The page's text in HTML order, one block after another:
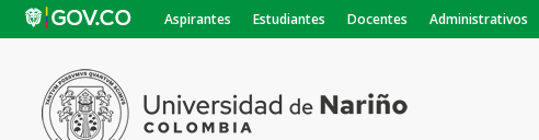
Aspirantes Estudiantes Docentes Administrativos